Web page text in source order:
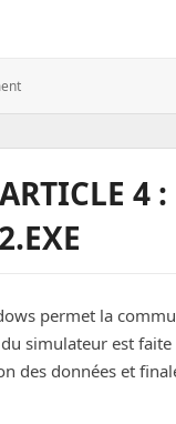
: Technologies
4 :
permet la
simulateur est
des données et